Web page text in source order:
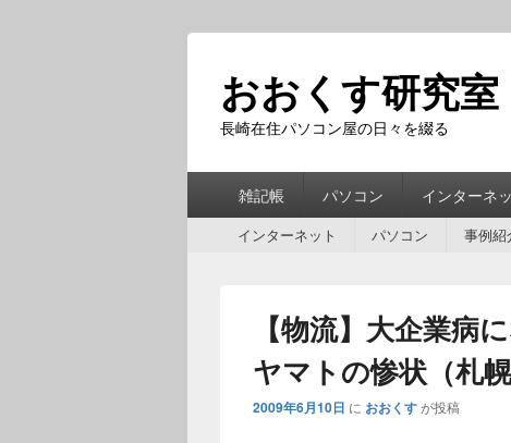
おおくす研究室
長崎在住パソコン屋の日々を綴る
雑記帳 パソコン インターネ
インターネット パソコン 事例紹
【物流】大企業病
ヤマトの惨状（札
2009年6月10日 に おおくすが投稿